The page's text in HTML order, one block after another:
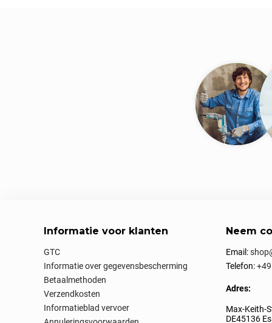
Informatie voor klanten
GTC
Informatie over gegevensbescherming
Betaalmethoden
Verzendkosten
Informatieblad vervoer
Neem
Email:
Telefon:
Adres:
Max-Keith-
DE45136